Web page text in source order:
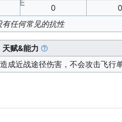
0
E 0
有任何常见的抗性
天赋&能力
成近战途径伤害，不会攻击飞行